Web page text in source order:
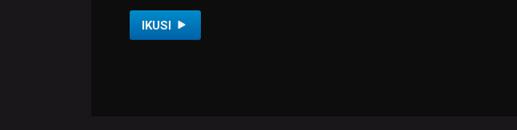
IKUSI